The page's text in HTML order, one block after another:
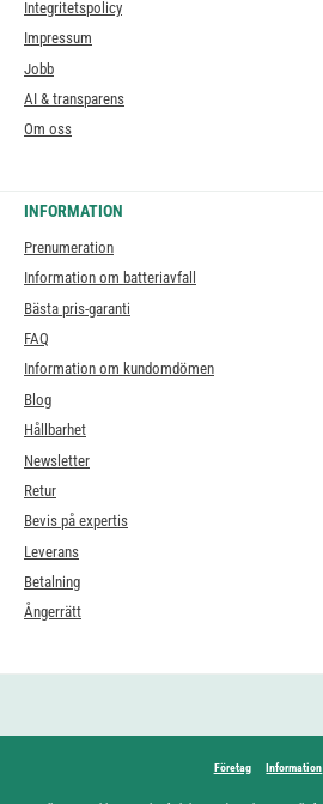
Integritetspolicy
Impressum
Jobb
AI & transparens
Om oss
INFORMATION
Prenumeration
Information om batteriavfall
Bästa pris-garanti
FAQ
Information om kundomdömen
Blog
Hållbarhet
Newsletter
Retur
Bevis på expertis
Leverans
Betalning
Ångerrätt
Företag Information